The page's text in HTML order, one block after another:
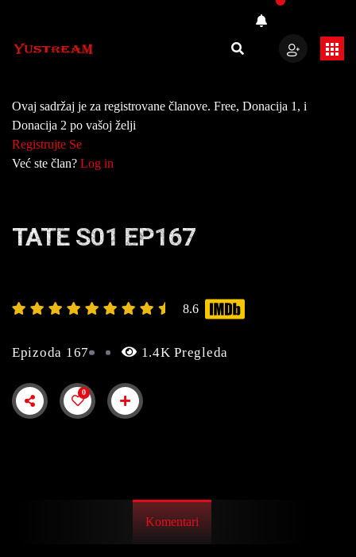
Ovaj sadržaj je za registrovane članove. Free, Donacija 1, i
Donacija 2 po vašoj želji
Registrujte Se
Već ste član? Log in
TATE S01 EP167
8.6
Epizoda 167 1.4K Pregleda
0
Komentari